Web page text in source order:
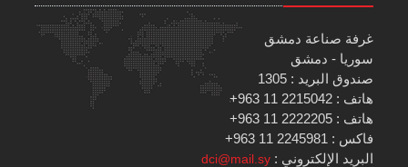
غرفة صناعة دمشق
سوريا - دمشق
صندوق البريد : 1305
هاتف : 2215042 11 963+
هاتف : 2222205 11 963+
فاكس : 2245981 11 963+
البريد الإلكتروني :dci@mail.sy